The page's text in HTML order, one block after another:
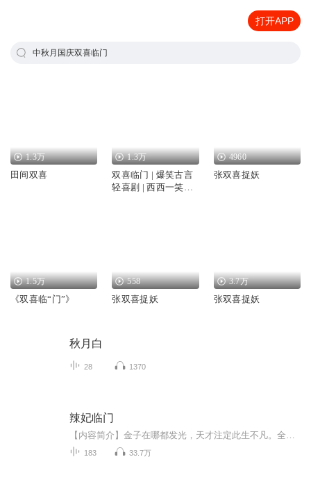
打开APP
中秋月国庆双喜临门
1.3万
田间双喜
1.3万
双喜临门 | 爆笑古言
轻喜剧 | 西西一笑演
4960
张双喜捉妖
1.5万
《双喜临“门”》
558
张双喜捉妖
3.7万
张双喜捉妖
秋月白
28 1370
辣妃临门
183 33.7万